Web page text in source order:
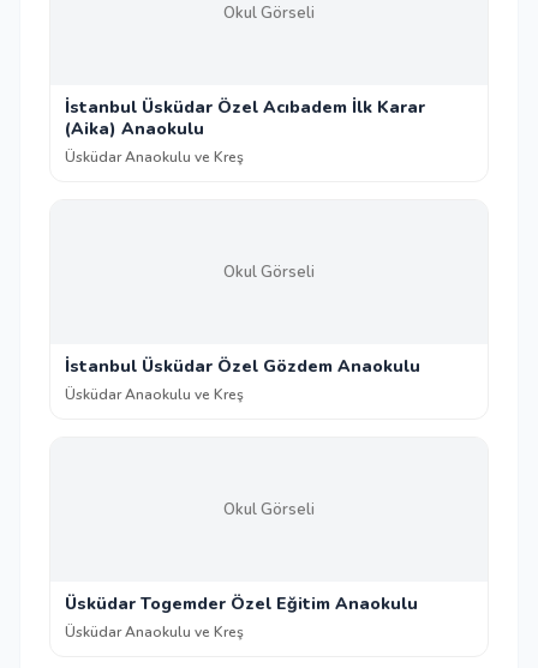
Okul Görseli
İstanbul Üsküdar Özel Acıbadem İlk Karar
(Aika) Anaokulu
Üsküdar Anaokulu ve Kreş
Okul Görseli
İstanbul Üsküdar Özel Gözdem Anaokulu
Üsküdar Anaokulu ve Kreş
Okul Görseli
Üsküdar Togemder Özel Eğitim Anaokulu
Üsküdar Anaokulu ve Kreş